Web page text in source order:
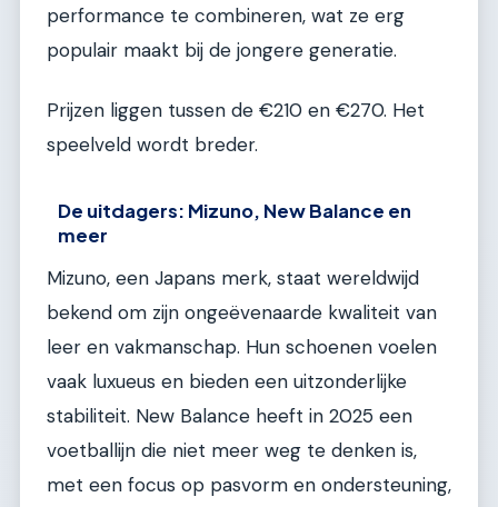
performance te combineren, wat ze erg
populair maakt bij de jongere generatie.
Prijzen liggen tussen de €210 en €270. Het
speelveld wordt breder.
De uitdagers: Mizuno, New Balance en
meer
Mizuno, een Japans merk, staat wereldwijd
bekend om zijn ongeëvenaarde kwaliteit van
leer en vakmanschap. Hun schoenen voelen
vaak luxueus en bieden een uitzonderlijke
stabiliteit. New Balance heeft in 2025 een
voetballijn die niet meer weg te denken is,
met een focus op pasvorm en ondersteuning,